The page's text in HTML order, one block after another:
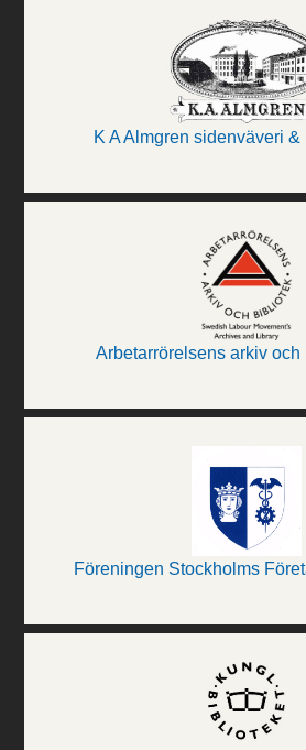
K A Almgren sidenväveri &
Arbetarrörelsens arkiv och
Föreningen Stockholms